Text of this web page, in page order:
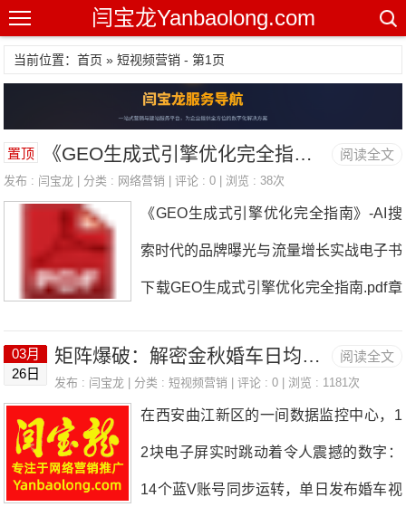
闫宝龙Yanbaolong.com
当前位置：首页 » 短视频营销 - 第1页
阅读全文
置顶 《GEO生成式引擎优化完全指南》-AI搜索时代的品牌曝光与流量增长实战电子书下载
发布 : 闫宝龙 | 分类 : 网络营销 | 评论 : 0 | 浏览 : 38次
《GEO生成式引擎优化完全指南》-AI搜
索时代的品牌曝光与流量增长实战电子书
下载GEO生成式引擎优化完全指南.pdf章
从SEO到GEO的范式转移，市场数据与
阅读全文
03月
26日
矩阵爆破：解密金秋婚车日均500视频背后的流量统治术
发布 : 闫宝龙 | 分类 :短视频营销 | 评论 : 0 | 浏览 : 1181次
在西安曲江新区的一间数据监控中心，1
2块电子屏实时跳动着令人震撼的数字：
14个蓝V账号同步运转，单日发布婚车视